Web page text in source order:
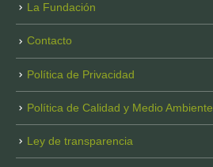
La Fundación
Contacto
Política de Privacidad
Política de Calidad y Medio Ambiente
Ley de transparencia